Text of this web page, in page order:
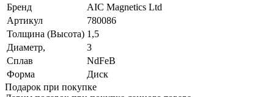
Бренд
AIC Magnetics Ltd
Артикул
780086
Толщина (Высота) 1,5
Диаметр,
3
Сплав
NdFeB
Форма
Диск
Подарок при покупке